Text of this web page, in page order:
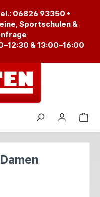
06826 93350 •
Sportschulen &
& 13:00–16:00